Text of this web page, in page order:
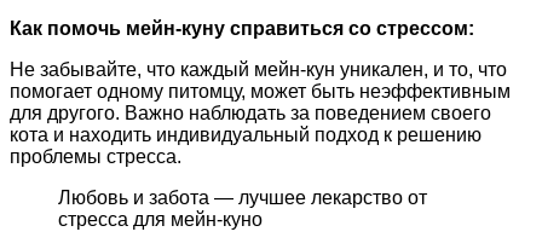
Как помочь мейн-куну справиться со стрессом:
Не забывайте, что каждый мейн-кун уникален, и то, что
помогает одному питомцу, может быть неэффективным
для другого. Важно наблюдать за поведением своего
кота и находить индивидуальный подход к решению
проблемы стресса.
Любовь и забота — лучшее лекарство от
стресса для мейн-куно